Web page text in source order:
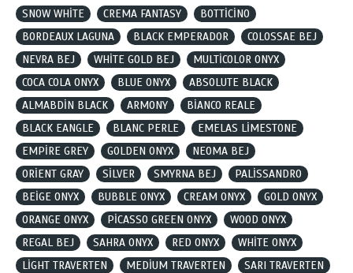
SNOW WHİTE
CREMA FANTASY
BOTTİCİNO
BORDEAUX LAGUNA
BLACK EMPERADOR
COLOSSAE BEJ
NEVRA BEJ
WHİTE GOLD BEJ
MULTİCOLOR ONYX
COCA COLA ONYX
BLUE ONYX
ABSOLUTE BLACK
ALMABDİN BLACK
ARMONY
BİANCO REALE
BLACK EANGLE
BLANC PERLE
EMELAS LİMESTONE
EMPİRE GREY
GOLDEN ONYX
NEOMA BEJ
ORİENT GRAY
SİLVER SMYRNA BEJ
PALİSSANDRO
BEİGE ONYX
BUBBLE ONYX CREAM ONYX
GOLD ONYX
ORANGE ONYX
PİCASSO GREEN ONYX
WOOD ONYX
REGAL BEJ
SAHRA ONYX RED ONYX
WHİTE ONYX
LİGHT TRAVERTEN
MEDİUM TRAVERTEN
SARI TRAVERTEN